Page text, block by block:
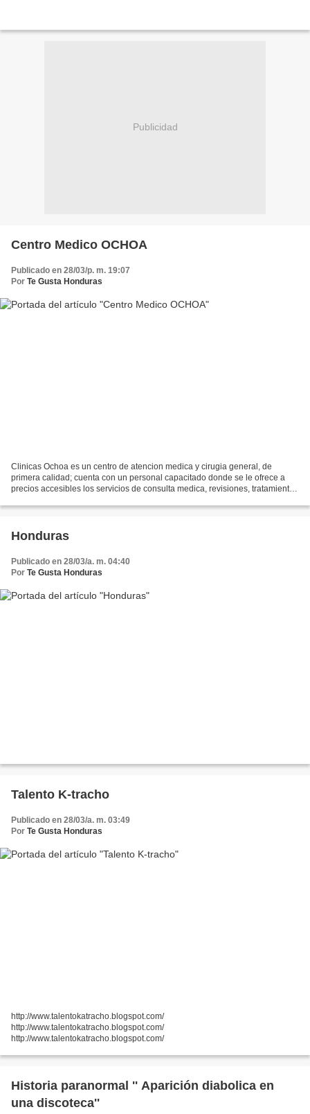
Publicidad
Centro Medico OCHOA
Publicado en 28/03/p. m. 19:07
Por Te Gusta Honduras
Clinicas Ochoa es un centro de atencion medica y cirugia general, de
primera calidad; cuenta con un personal capacitado donde se le ofrece a
precios accesibles los servicios de consulta medica, revisiones, tratamientos
Honduras
Publicado en 28/03/a. m. 04:40
Por Te Gusta Honduras
Talento K-tracho
Publicado en 28/03/a. m. 03:49
Por Te Gusta Honduras
http://www.talentokatracho.blogspot.com/
http://www.talentokatracho.blogspot.com/
http://www.talentokatracho.blogspot.com/
Historia paranormal '' Aparición diabolica en
una discoteca''